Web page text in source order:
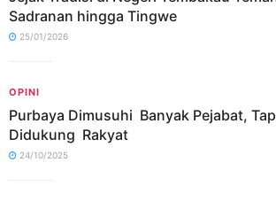
Sadranan hingga Tingwe
25/01/2026
OPINI
Purbaya Dimusuhi Banyak Pejabat,
Didukung Rakyat
24/10/2025